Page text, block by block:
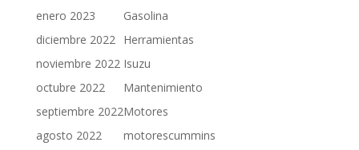
enero 2023
diciembre 2022
noviembre 2022
octubre 2022
septiembre 2022
agosto 2022
Gasolina
Herramientas
Isuzu
Mantenimiento
Motores
motorescummins